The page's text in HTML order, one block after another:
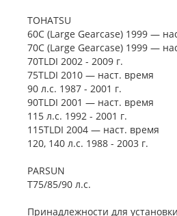
TOHATSU
60C (Large Gearcase) 1999 —
70C (Large Gearcase) 1999 —
70TLDI 2002 - 2009 г.
75TLDI 2010 — наст. время
90 л.с. 1987 - 2001 г.
90TLDI 2001 — наст. время
115 л.с. 1992 - 2001 г.
115TLDI 2004 — наст. время
120, 140 л.с. 1988 - 2003 г.
PARSUN
T75/85/90 л.с.
Принадлежности для